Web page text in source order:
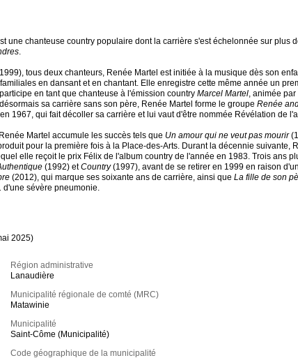
une chanteuse country populaire dont la carrière s'est échelonnée sur plus
.
tous deux chanteurs, Renée Martel est initiée à la musique dès son
en dansant et en chantant. Elle enregistre cette même année un
en tant que chanteuse à l'émission country Marcel Martel, animée
sa carrière sans son père, Renée Martel forme le groupe Renée
1967, qui fait décoller sa carrière et lui vaut d'être nommée Révélation de
Martel accumule les succès tels que Un amour qui ne veut pas mourir
pour la première fois à la Place-des-Arts. Durant la décennie suivante,
elle reçoit le prix Félix de l'album country de l'année en 1983. Trois ans
(1992) etCountry(1997), avant de se retirer en 1999 en raison
(2012), qui marque ses soixante ans de carrière, ainsi que La fille de son
d'une sévère pneumonie.
2025)
Région administrative
Lanaudière
Municipalité régionale de comté (MRC)
Matawinie
Municipalité
Saint-Côme (Municipalité)
Code géographique de la municipalité